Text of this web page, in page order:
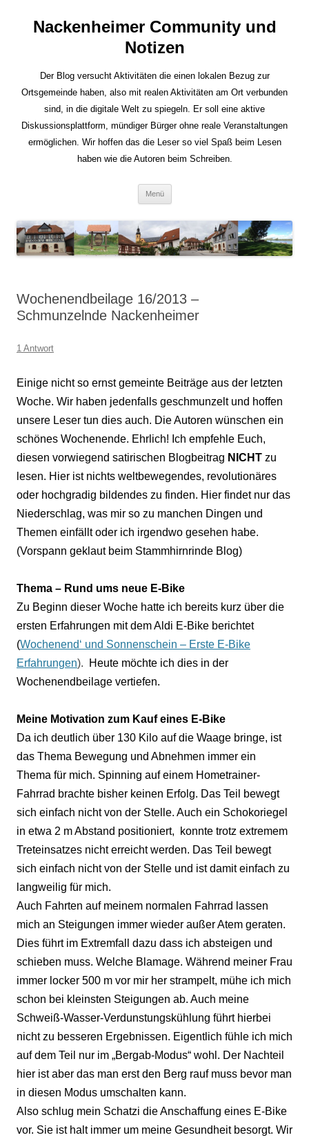
Nackenheimer Community und
Notizen
Der Blog versucht Aktivitäten die einen lokalen Bezug zur
Ortsgemeinde haben, also mit realen Aktivitäten am Ort verbunden
sind, in die digitale Welt zu spiegeln. Er soll eine aktive
Diskussionsplattform, mündiger Bürger ohne reale Veranstaltungen
ermöglichen. Wir hoffen das die Leser so viel Spaß beim Lesen
haben wie die Autoren beim Schreiben.
Menü
Wochenendbeilage 16/2013 –
Schmunzelnde Nackenheimer
1 Antwort
Einige nicht so ernst gemeinte Beiträge aus der letzten
Woche. Wir haben jedenfalls geschmunzelt und hoffen
unsere Leser tun dies auch. Die Autoren wünschen ein
schönes Wochenende. Ehrlich! Ich empfehle Euch,
diesen vorwiegend satirischen Blogbeitrag NICHT zu
lesen. Hier ist nichts weltbewegendes, revolutionäres
oder hochgradig bildendes zu finden. Hier findet nur das
Niederschlag, was mir so zu manchen Dingen und
Themen einfällt oder ich irgendwo gesehen habe.
(Vorspann geklaut beim Stammhirnrinde Blog)
Thema – Rund ums neue E-Bike
Zu Beginn dieser Woche hatte ich bereits kurz über die
ersten Erfahrungen mit dem Aldi E-Bike berichtet
(Wochenend‘ und Sonnenschein – Erste E-Bike
Erfahrungen).
Heute möchte ich dies in der
Wochenendbeilage vertiefen.
Meine Motivation zum Kauf eines E-Bike
Da ich deutlich über 130 Kilo auf die Waage bringe, ist
das Thema Bewegung und Abnehmen immer ein
Thema für mich. Spinning auf einem Hometrainer-
Fahrrad brachte bisher keinen Erfolg. Das Teil bewegt
sich einfach nicht von der Stelle. Auch ein Schokoriegel
in etwa 2 m Abstand positioniert,
konnte trotz extremem
Treteinsatzes nicht erreicht werden. Das Teil bewegt
sich einfach nicht von der Stelle und ist damit einfach zu
langweilig für mich.
Auch Fahrten auf meinem normalen Fahrrad lassen
mich an Steigungen immer wieder außer Atem geraten.
Dies führt im Extremfall dazu dass ich absteigen und
schieben muss. Welche Blamage. Während meiner Frau
immer locker 500 m vor mir her strampelt, mühe ich mich
schon bei kleinsten Steigungen ab. Auch meine
Schweiß-Wasser-Verdunstungskühlung führt hierbei
nicht zu besseren Ergebnissen. Eigentlich fühle ich mich
auf dem Teil nur im „Bergab-Modus“ wohl. Der Nachteil
hier ist aber das man erst den Berg rauf muss bevor man
in diesen Modus umschalten kann.
Also schlug mein Schatzi die Anschaffung eines E-Bike
vor. Sie ist halt immer um meine Gesundheit besorgt. Wir